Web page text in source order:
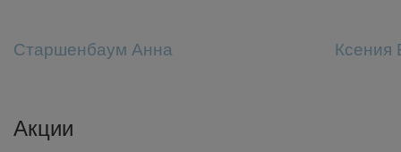
Старшенбаум Анна Ксения
Акции